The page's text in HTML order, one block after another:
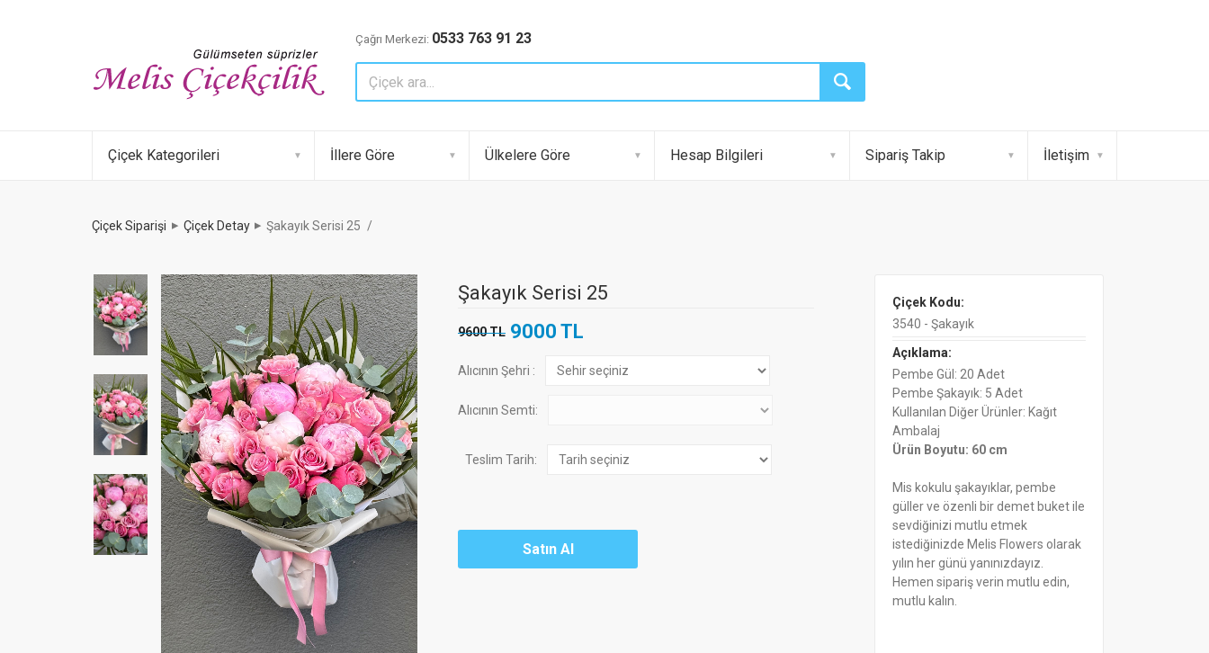
Çağrı Merkezi: 0533 763 91 23
Çiçek Kategorileri İllere Göre Ülkelere Göre Hesap Bilgileri Sipariş Takip İletişim
Çiçek Siparişi Çiçek Detay Şakayık Serisi 25
Şakayık Serisi 25
9600 TL 9000 TL
Alıcının Şehri :
Alıcının Semti:
Teslim Tarih:
Çiçek Kodu:
3540 - Şakayık
Açıklama:
Pembe Gül: 20 Adet
Pembe Şakayık: 5 Adet
Kullanılan Diğer Ürünler: Kağıt
Ambalaj
Ürün Boyutu: 60 cm
Mis kokulu şakayıklar, pembe
güller ve özenli bir demet buket ile
sevdiğinizi mutlu etmek
istediğinizde Melis Flowers olarak
yılın her günü yanınızdayız.
Hemen sipariş verin mutlu edin,
mutlu kalın.